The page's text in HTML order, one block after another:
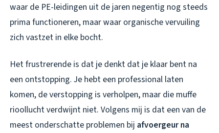
waar de PE-leidingen uit de jaren negentig nog steeds
prima functioneren, maar waar organische vervuiling
zich vastzet in elke bocht.
Het frustrerende is dat je denkt dat je klaar bent na
een ontstopping. Je hebt een professional laten
komen, de verstopping is verholpen, maar die muffe
rioollucht verdwijnt niet. Volgens mij is dat een van de
meest onderschatte problemen bij afvoergeur na